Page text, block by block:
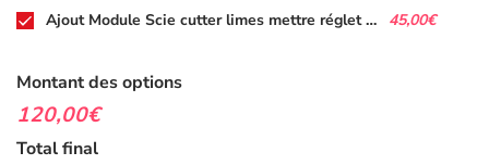
Ajout Module Scie cutter limes mettre réglet …
45,00€
Montant des options
120,00€
Total final